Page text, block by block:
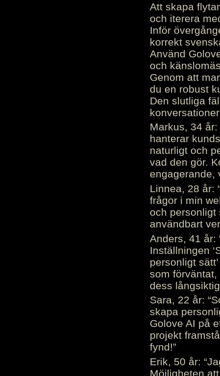
Att skapa
och iterera
Inför
korrekt
Använd
och
Genom att
du en robust
Den slutliga
Markus, 34
hanterar
naturligt och
vad den gör.
engagerande,
Linnea, 28 år:
frågor i min
och personligt
användbart
Anders, 41 år:
Inställningen
personligt
som
dess
Sara, 22 år:
skapa
Golove AI på
projekt
fynd!”
Erik, 50 år:
Möjligheten